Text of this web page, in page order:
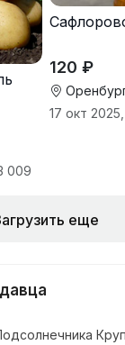
009
120 ₽
17 окт 2025,
еще